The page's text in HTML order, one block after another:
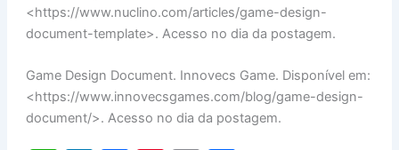
<https://www.nuclino.com/articles/game-design-
document-template>. Acesso no dia da postagem.
Game Design Document. Innovecs Game. Disponível em:
<https://www.innovecsgames.com/blog/game-design-
document/>. Acesso no dia da postagem.